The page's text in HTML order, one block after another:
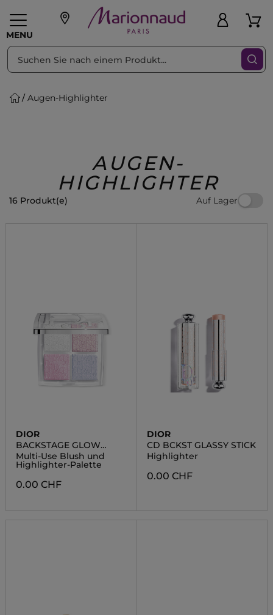
MENU
Geschenke PFLEGE
Augen-Highlighter
AUGEN-
HIGHLIGHTER
16 Produkt(e) Auf Lager
sortieren nach Filter
DIOR
BACKSTAGE GLOW
MAXIMIZER PALETTE
Multi-Use Blush und
Highlighter-Palette
0.00 CHF
DIOR
CD BCKST GLASSY STICK
Highlighter
0.00 CHF